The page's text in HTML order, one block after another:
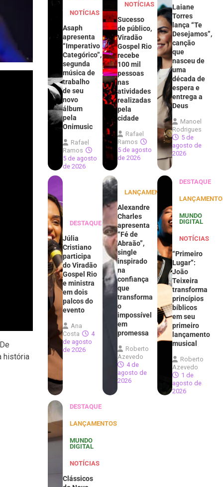
história
NOTÍCIAS
Asaph
apresenta
“Imperativo
Categórico”,
segunda
música de
trabalho
de seu
novo
álbum
pela
Onimusic
Rafael
Ramos
5 de agosto
de 2026
NOTÍCIAS
Sucesso
de público,
Viradão
Gospel Rio
recebe
100 mil
pessoas
nas
atividades
realizadas
pela
cidade
Rafael
Ramos
5 de agosto
de 2026
Laiane
Torres
lança “Te
Desejamos”,
canção
que
nasceu de
uma
década de
espera e
entrega a
Deus
Manoel
Rodrigues
5 de
agosto de
2026
DESTAQUE
Júlia
Cristiano
participa
do Viradão
Gospel Rio
e ministra
em dois
palcos do
evento
Ana
Costa
4
de agosto
de 2026
LANÇAMENTOS
Alexandre
Charles
apresenta
“Fé de
Abraão”,
single
inspirado
na
confiança
que
transforma
o
impossível
em
promessa
Roberto
Azevedo
4 de
agosto de
2026
DESTAQUE
MUNDO
DIGITAL
NOTÍCIAS
“Primeiro
Lugar”:
João
Teixeira
transforma
princípios
bíblicos
em seu
primeiro
lançamento
musical
Roberto
Azevedo
1 de
agosto de
2026
DESTAQUE
LANÇAMENTOS
MUNDO
DIGITAL
NOTÍCIAS
Clássicos